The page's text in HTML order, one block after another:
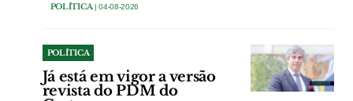
POLÍTICA | 04-08-2026
POLÍTICA
Já está em vigor a versão
revista do PDM do